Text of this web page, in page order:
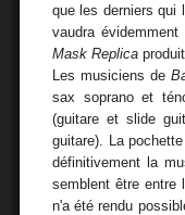
que les derniers qui
vaudra évidemment
Mask Replica
Les musiciens de
sax soprano et
(guitare et slide
guitare). La
définitivement la
semblent être entre
n'a été rendu